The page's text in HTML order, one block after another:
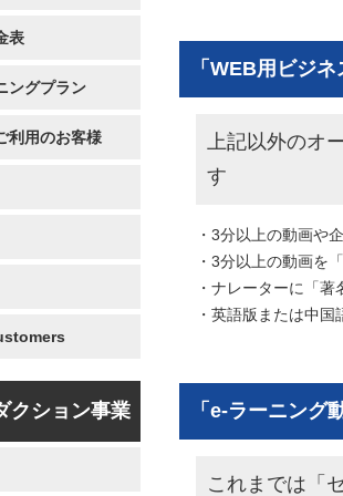
「WEB用ビジ
上記以外のオ
す
・3分以上の動画や
・3分以上の動画を
・ナレーターに「
・英語版または中
「e-ラーニング
これまでは「
表
ングプラン
利用のお客様
クション事業